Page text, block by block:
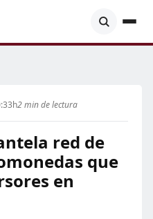
2 min de lectura
red de
que
en